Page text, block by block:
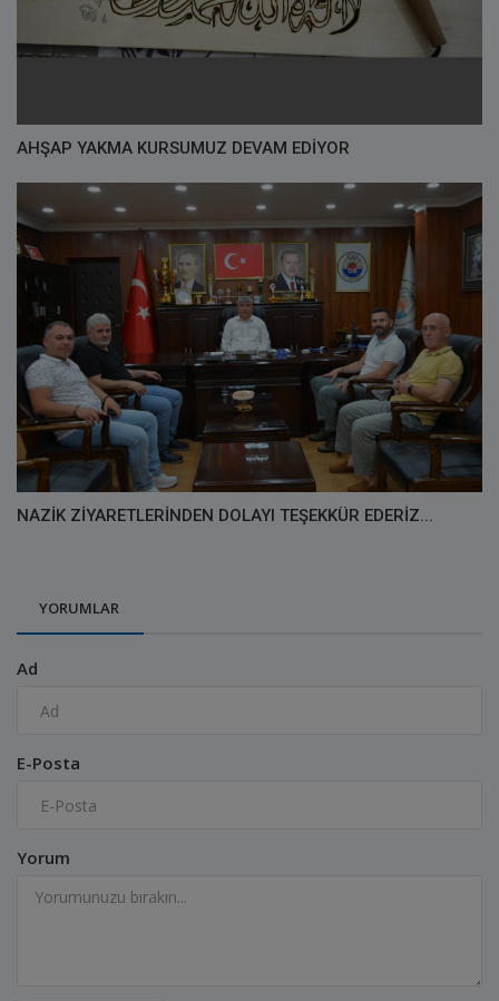
AHŞAP YAKMA KURSUMUZ DEVAM EDİYOR
NAZİK ZİYARETLERİNDEN DOLAYI TEŞEKKÜR EDERİZ...
YORUMLAR
Ad
E-Posta
Yorum